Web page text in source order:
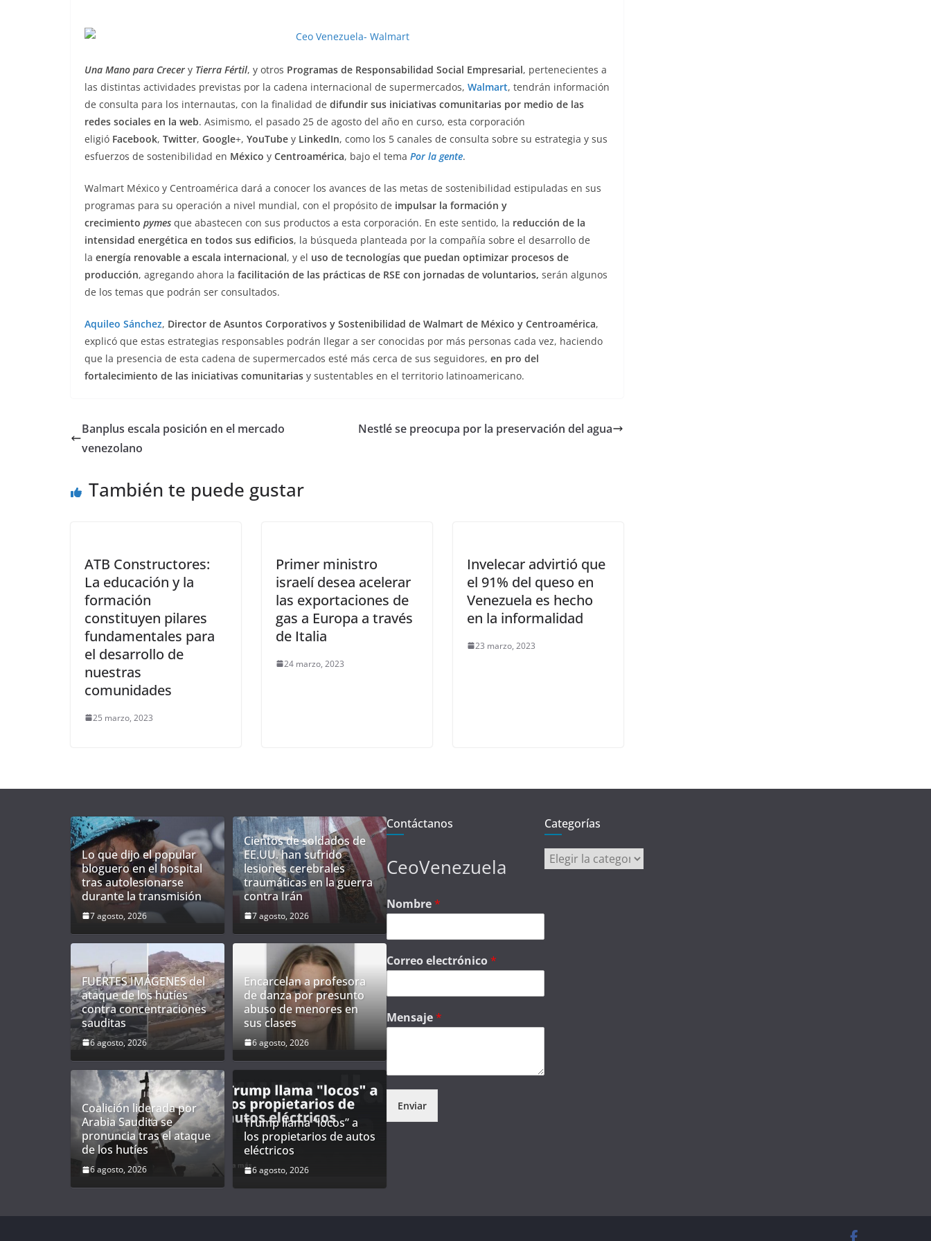
Una Mano para Crecer y Tierra Fértil, y otros Programas de Responsabilidad Social Empresarial, pertenecientes a
las distintas actividades previstas por la cadena internacional de supermercados, Walmart, tendrán información
de consulta para los internautas, con la finalidad de difundir sus iniciativas comunitarias por medio de las
redes sociales en la web. Asimismo, el pasado 25 de agosto del año en curso, esta corporación
eligió Facebook, Twitter, Google+, YouTube y LinkedIn, como los 5 canales de consulta sobre su estrategia y sus
esfuerzos de sostenibilidad en México y Centroamérica, bajo el tema Por la gente.
Walmart México y Centroamérica dará a conocer los avances de las metas de sostenibilidad estipuladas en sus
programas para su operación a nivel mundial, con el propósito de impulsar la formación y
crecimiento pymes que abastecen con sus productos a esta corporación. En este sentido, la reducción de la
intensidad energética en todos sus edificios, la búsqueda planteada por la compañía sobre el desarrollo de
la energía renovable a escala internacional, y el uso de tecnologías que puedan optimizar procesos de
producción, agregando ahora la facilitación de las prácticas de RSE con jornadas de voluntarios, serán algunos
de los temas que podrán ser consultados.
Aquileo Sánchez, Director de Asuntos Corporativos y Sostenibilidad de Walmart de México y Centroamérica,
explicó que estas estrategias responsables podrán llegar a ser conocidas por más personas cada vez, haciendo
que la presencia de esta cadena de supermercados esté más cerca de sus seguidores, en pro del
fortalecimiento de las iniciativas comunitarias y sustentables en el territorio latinoamericano.
Banplus escala posición en el mercado
venezolano
Nestlé se preocupa por la preservación del agua
También te puede gustar
ATB Constructores:
La educación y la
formación
constituyen pilares
fundamentales para
el desarrollo de
nuestras
comunidades
25 marzo, 2023
Primer ministro
israelí desea acelerar
las exportaciones de
gas a Europa a través
de Italia
24 marzo, 2023
Invelecar advirtió que
el 91% del queso en
Venezuela es hecho
en la informalidad
23 marzo, 2023
Lo que dijo el popular
bloguero en el hospital
tras autolesionarse
durante la transmisión
7 agosto, 2026
Cientos de soldados de
EE.UU. han sufrido
lesiones cerebrales
traumáticas en la guerra
contra Irán
7 agosto, 2026
FUERTES IMÁGENES del
ataque de los hutíes
contra concentraciones
sauditas
6 agosto, 2026
Encarcelan a profesora
de danza por presunto
abuso de menores en
sus clases
6 agosto, 2026
Coalición liderada por
Arabia Saudita se
pronuncia tras el ataque
de los hutíes
6 agosto, 2026
Trump llama “locos” a
los propietarios de autos
eléctricos
6 agosto, 2026
Contáctanos
CeoVenezuela
Nombre*
Correo electrónico*
Mensaje*
Enviar
Categorías
Categorías